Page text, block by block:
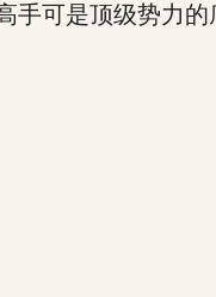
可是顶级势力的